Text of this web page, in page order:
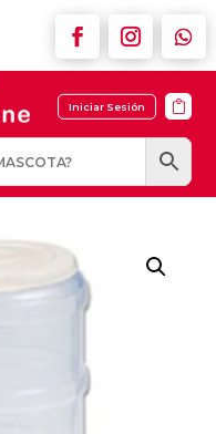
Iniciar Sesión 